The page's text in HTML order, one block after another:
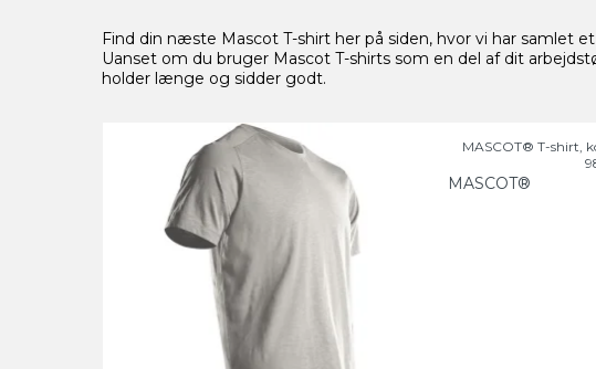
Find din næste Mascot T-shirt her på siden, hvor vi har samlet
Uanset om du bruger Mascot T-shirts som en del af dit
holder længe og sidder godt.
MASCOT® T-shirt,
MASCOT®